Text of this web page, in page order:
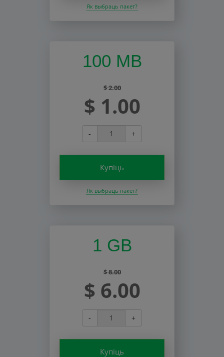
Як выбраць пакет?
100 MB
$ 2.00
$ 1.00
- +
Купіць
Як выбраць пакет?
1 GB
$ 8.00
$ 6.00
- +
Купіць